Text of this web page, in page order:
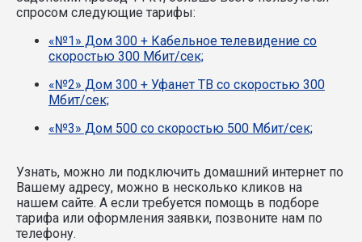
спросом следующие тарифы:
«№1» Дом 300 + Кабельное телевидение со
скоростью 300 Мбит/сек;
«№2» Дом 300 + Уфанет ТВ со скоростью 300
Мбит/сек;
«№3» Дом 500 со скоростью 500 Мбит/сек;
Узнать, можно ли подключить домашний интернет по
Вашему адресу, можно в несколько кликов на
нашем сайте. А если требуется помощь в подборе
тарифа или оформления заявки, позвоните нам по
телефону.